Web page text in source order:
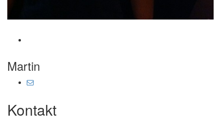
Martin
Kontakt